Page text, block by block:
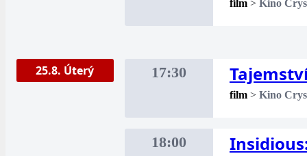
film > Kino
25.8. Úterý 17:30
film > Kino
18:00